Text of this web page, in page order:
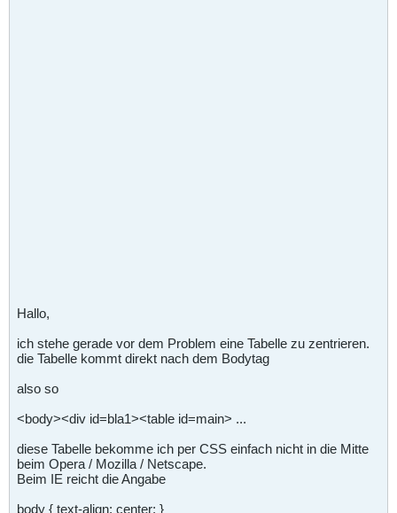
Hallo,
ich stehe gerade vor dem Problem eine Tabelle zu zentrieren.
die Tabelle kommt direkt nach dem Bodytag
also so
<body><div id=bla1><table id=main> ...
diese Tabelle bekomme ich per CSS einfach nicht in die Mitte
beim Opera / Mozilla / Netscape.
Beim IE reicht die Angabe
body { text-align: center; }